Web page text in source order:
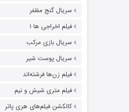
سریال گنج مظفر
فیلم اخراجی ها ۱
سریال بازی مرکب
سریال پوست شیر
فیلم زن‌ها فرشته‌اند
فیلم متری شیش و نیم
کالکشن فیلم‌های هری پاتر